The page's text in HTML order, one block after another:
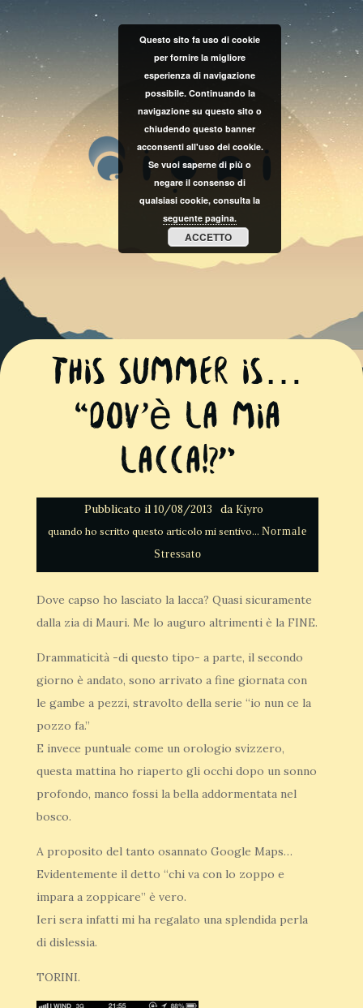
This summer Is…
“Dov’è la mia
lacca!?”
Pubblicato il 10/08/2013 da Kiyro
Normale
Stressato
Dove capso ho lasciato la lacca? Quasi sicuramente
dalla zia di Mauri. Me lo auguro altrimenti è la FINE.
Drammaticità -di questo tipo- a parte, il secondo
giorno è andato, sono arrivato a fine giornata con
le gambe a pezzi, stravolto della serie “io nun ce la
pozzo fa.”
E invece puntuale come un orologio svizzero,
questa mattina ho riaperto gli occhi dopo un sonno
profondo, manco fossi la bella addormentata nel
bosco.
A proposito del tanto osannato Google Maps…
Evidentemente il detto “chi va con lo zoppo e
impara a zoppicare” è vero.
Ieri sera infatti mi ha regalato una splendida perla
di dislessia.
TORINI.
Questo sito fa uso di cookie
per fornire la migliore
esperienza di navigazione
possibile. Continuando la
navigazione su questo sito o
chiudendo questo banner
acconsenti all'uso dei cookie.
Se vuoi saperne di più o
negare il consenso di
qualsiasi cookie, consulta la
seguente pagina.
ACCETTO